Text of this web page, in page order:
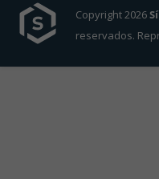
Copyright 2026
reservados.